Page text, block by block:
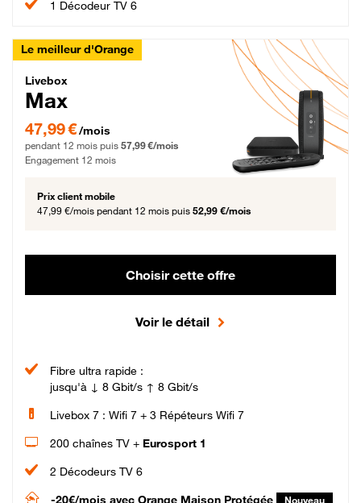
1 Décodeur TV 6
Le meilleur d'Orange
Livebox Max Fibre
Livebox
Max
47,99 € par mois pendant 12 mois puis 57,99 € par mois, Engagement 12 mois
47,99 €/mois
pendant 12 mois puis 57,99 €/mois
Engagement 12 mois
Prix client mobile
47,99 €/mois pendant 12 mois puis 52,99 €/mois
Choisir cette offre
Voir le détail
Fibre ultra rapide :
jusqu'à ↓ 8 Gbit/s ↑ 8 Gbit/s
Livebox 7 : Wifi 7 + 3 Répéteurs Wifi 7
200 chaînes TV + Eurosport 1
2 Décodeurs TV 6
-20€/mois avec Orange Maison Protégée Nouveau